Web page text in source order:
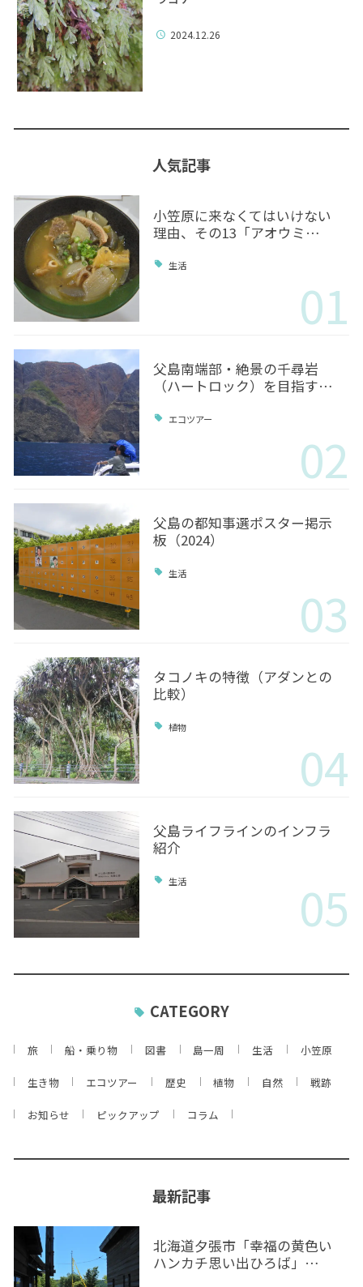
2024.12.26
人気記事
小笠原に来なくてはいけない
理由、その13「アオウミ…
生活
01
父島南端部・絶景の千尋岩
（ハートロック）を目指す…
エコツアー
02
父島の都知事選ポスター掲示
板（2024）
生活
03
タコノキの特徴（アダンとの
比較）
植物
04
父島ライフラインのインフラ
紹介
生活 05
CATEGORY
旅 船・乗り物 図書 島一周 生活 小笠原
生き物 エコツアー 歴史 植物 自然 戦跡
お知らせ ピックアップ コラム
最新記事
北海道夕張市「幸福の黄色い
ハンカチ思い出ひろば」…